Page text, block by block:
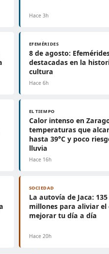
Hace 3h
EFEMÉRIDES
8 de agosto:
destacadas en la
cultura
Hace 6h
EL TIEMPO
Calor intenso en
temperaturas que
hasta 39°C y poco
lluvia
Hace 16h
SOCIEDAD
La autovía de Jaca: 135
millones para aliviar el
mejorar tu día a día
Hace 20h